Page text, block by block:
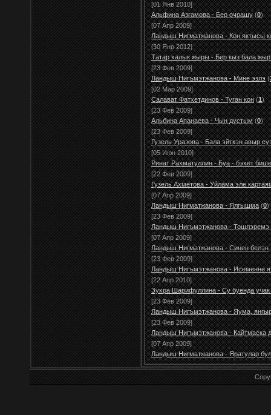
[01 Янв 2010]
Альфина Азгамова - Бер очрашу (0)
[07 Апр 2009]
Ландыш Нигматжанова - Кон яктысы
[30 Янв 2012]
Татар халык жыры - Бер кыз бала жыр
[23 Фев 2009]
Ландыш Нигъмэтжанова - Мине эзлэ (
[02 Мар 2009]
Салават Фатхетдинов - Туган кон (1)
[23 Фев 2009]
Альбина Апанаева - Чын дустым (0)
[23 Фев 2009]
Гузель Уразова - Бала эйткэн авыр
[05 Июн 2010]
Ринат Рахматуллин - Буа - бэхет
[22 Фев 2009]
Гузель Ахметова - Уйлама эле
[07 Апр 2009]
Ландыш Нигматжанова - Ялгышма (0)
[23 Фев 2009]
Ландыш Нигъмэтжанова - Тошлэремэ
[07 Апр 2009]
Ландыш Нигматжанова - Синен белэн
[23 Фев 2009]
Ландыш Нигъмэтжанова - Исеменне
[22 Апр 2010]
Зухра Шарифуллина - Су буенда учак
[23 Фев 2009]
Ландыш Нигъмэтжанова - Яума,
[23 Фев 2009]
Ландыш Нигъмэтжанова - Кайтмаска
[07 Апр 2009]
Ландыш Нигматжанова - Яратулар